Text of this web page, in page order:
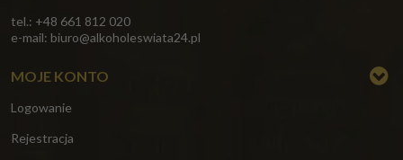
tel.: +48 661 812 020
e-mail: biuro@alkoholeswiata24.pl
MOJE KONTO
Logowanie
Rejestracja